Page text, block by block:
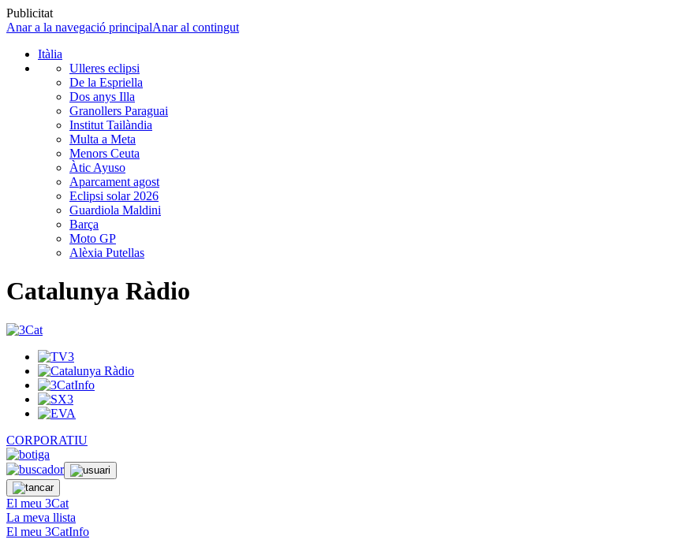
Publicitat
Anar a la navegació principalAnar al contingut
Itàlia
Ulleres eclipsi
De la Espriella
Dos anys Illa
Granollers Paraguai
Institut Tailàndia
Multa a Meta
Menors Ceuta
Àtic Ayuso
Aparcament agost
Eclipsi solar 2026
Guardiola Maldini
Barça
Moto GP
Alèxia Putellas
Catalunya Ràdio
CORPORATIU
El meu 3Cat
La meva llista
El meu 3CatInfo